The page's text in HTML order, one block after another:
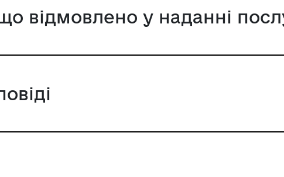
відмовлено у наданні